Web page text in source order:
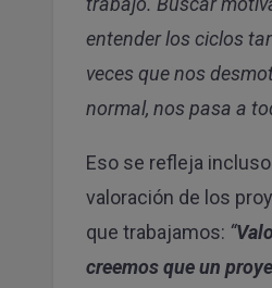
entender los ciclos
veces que nos
normal, nos pasa a
Eso se refleja
valoración de los
que trabajamos: “
creemos que un